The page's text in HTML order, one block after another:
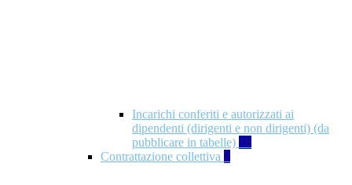
Incarichi conferiti e autorizzati ai
dipendenti (dirigenti e non dirigenti) (da
pubblicare in tabelle) 18
Contrattazione collettiva 2